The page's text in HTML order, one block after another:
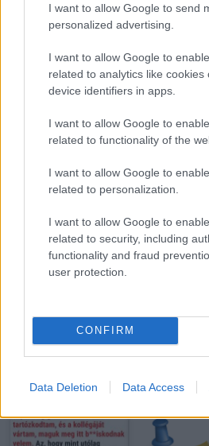
I want to allow Google to send
personalized advertising.
I want to allow Google to
related to analytics like cookies
device identifiers in apps.
I want to allow Google to
related to functionality of the
I want to allow Google to
related to personalization.
I want to allow Google to
related to security, including
functionality and fraud
user protection.
CONFIRM
Data Deletion Data Access
A kamasz fiú azt
hitte, hogy túljárt a
15 éve
fiamat,
Tizennyolc évesek
Még nem
Ez a 18 éves
fiatalember nem
A
szervhez